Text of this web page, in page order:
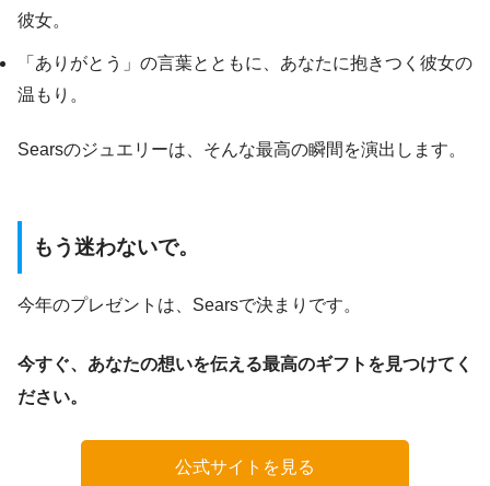
彼女。
「ありがとう」の言葉とともに、あなたに抱きつく彼女の
温もり。
Searsのジュエリーは、そんな最高の瞬間を演出します。
もう迷わないで。
今年のプレゼントは、Searsで決まりです。
今すぐ、あなたの想いを伝える最高のギフトを見つけてく
ださい。
公式サイトを見る